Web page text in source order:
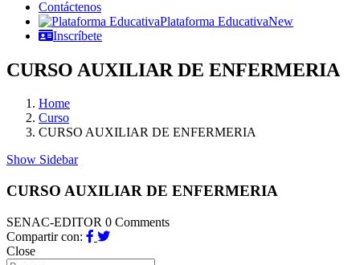
Contáctenos
Plataforma EducativaNew
Inscríbete
CURSO AUXILIAR DE ENFERMERIA
Home
Curso
CURSO AUXILIAR DE ENFERMERIA
Show Sidebar
CURSO AUXILIAR DE ENFERMERIA
SENAC-EDITOR 0 Comments
Compartir con:
Close